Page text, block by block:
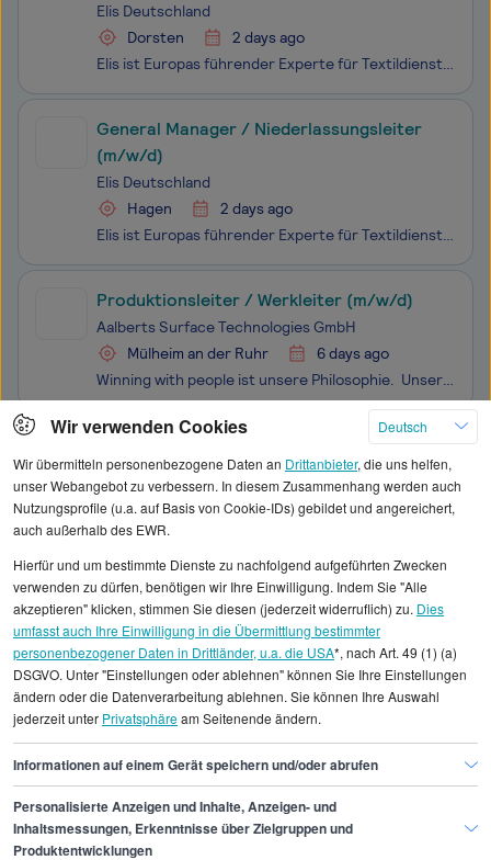
Elis Deutschland
Dorsten
2 days ago
Elis ist Europas führender Experte für Textil­dienst­leistungen. Mehr als 60.000 Menschen sorgen an 480 Stand­orten in 31 Ländern dafür, dass die textilen Versorgungs­konzepte von ca. 400.000 Kunden welt­weit laufen wie am Schnürchen. Eine Glanz­leistung unserer Mitarbeitenden, die unsere Hoch­achtu
General Manager / Niederlassungsleiter
(m/w/d)
Elis Deutschland
Hagen
2 days ago
Elis ist Europas führender Experte für Textil­dienst­leistungen. Mehr als 60.000 Menschen sorgen an 480 Stand­orten in 31 Ländern dafür, dass die textilen Versorgungs­konzepte von ca. 400.000 Kunden welt­weit laufen wie am Schnürchen. Eine Glanz­leistung unserer Mitarbeitenden, die unsere Hoch­achtu
Produktionsleiter / Werkleiter (m/w/d)
Aalberts Surface Technologies GmbH
Mülheim an der Ruhr
6 days ago
Winning with people ist unsere Philosophie. Unser wichtigstes Kapital sind unsere rund 13.000 Mitarbeiter! Die Business Unit Surface Technologies ist Teil des erfolgreichen niederländischen Konzerns Aalberts. Wir verbinden weltweit 90 Standorte, die mit modernsten Technologien nachhaltige Wärm
Klicken Sie hier, um weitere Angebote anzuzeigen
Alle angezeigten Gehaltsdaten beruhen auf
statistischen Erhebungen durch StepStone. Es sind
Durchschnittswerte und die Angaben können nicht
einzelnen Stellenangeboten zugeordnet werden.
Gehaltsinformationen IT CTO CTO Bochum
Finde den Job,
Wir verwenden Cookies
Deutsch
Wir übermitteln personenbezogene Daten an Drittanbieter, die uns helfen,
unser Webangebot zu verbessern. In diesem Zusammenhang werden auch
Nutzungsprofile (u.a. auf Basis von Cookie-IDs) gebildet und angereichert,
auch außerhalb des EWR.
Hierfür und um bestimmte Dienste zu nachfolgend aufgeführten Zwecken
verwenden zu dürfen, benötigen wir Ihre Einwilligung. Indem Sie "Alle
akzeptieren" klicken, stimmen Sie diesen (jederzeit widerruflich) zu. Dies
umfasst auch Ihre Einwilligung in die Übermittlung bestimmter
personenbezogener Daten in Drittländer, u.a. die USA*, nach Art. 49 (1) (a)
DSGVO. Unter "Einstellungen oder ablehnen" können Sie Ihre Einstellungen
ändern oder die Datenverarbeitung ablehnen. Sie können Ihre Auswahl
jederzeit unter Privatsphäream Seitenende ändern.
Informationen auf einem Gerät speichern und/oder abrufen
Personalisierte Anzeigen und Inhalte, Anzeigen- und
Inhaltsmessungen, Erkenntnisse über Zielgruppen und
Produktentwicklungen